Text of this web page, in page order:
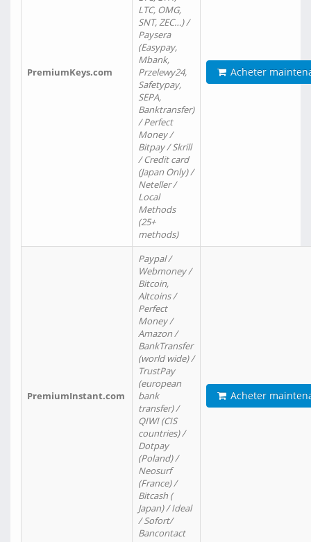
PremiumKeys.com
LTC, OMG,
SNT, ZEC…) /
Paysera
(Easypay,
Mbank,
Przelewy24,
Safetypay,
SEPA,
Banktransfer)
/ Perfect
Money /
Bitpay / Skrill
/ Credit card
(Japan Only) /
Neteller /
Local
Methods
(25+
methods)
Acheter
PremiumInstant.com
Paypal /
Webmoney /
Bitcoin,
Altcoins /
Perfect
Money /
Amazon /
BankTransfer
(world wide) /
TrustPay
(european
bank
transfer) /
QIWI (CIS
countries) /
Dotpay
(Poland) /
Neosurf
(France) /
Bitcash (
Japan) / Ideal
/ Sofort/
Bancontact
Acheter